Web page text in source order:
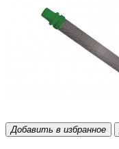
Добавить в избранное